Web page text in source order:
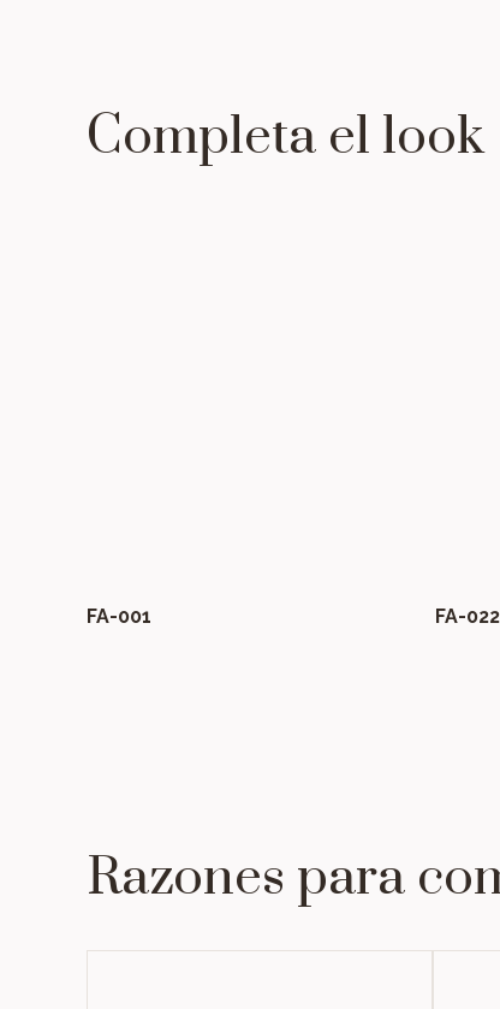
Completa el look
FA-001 FA-022
Razones para